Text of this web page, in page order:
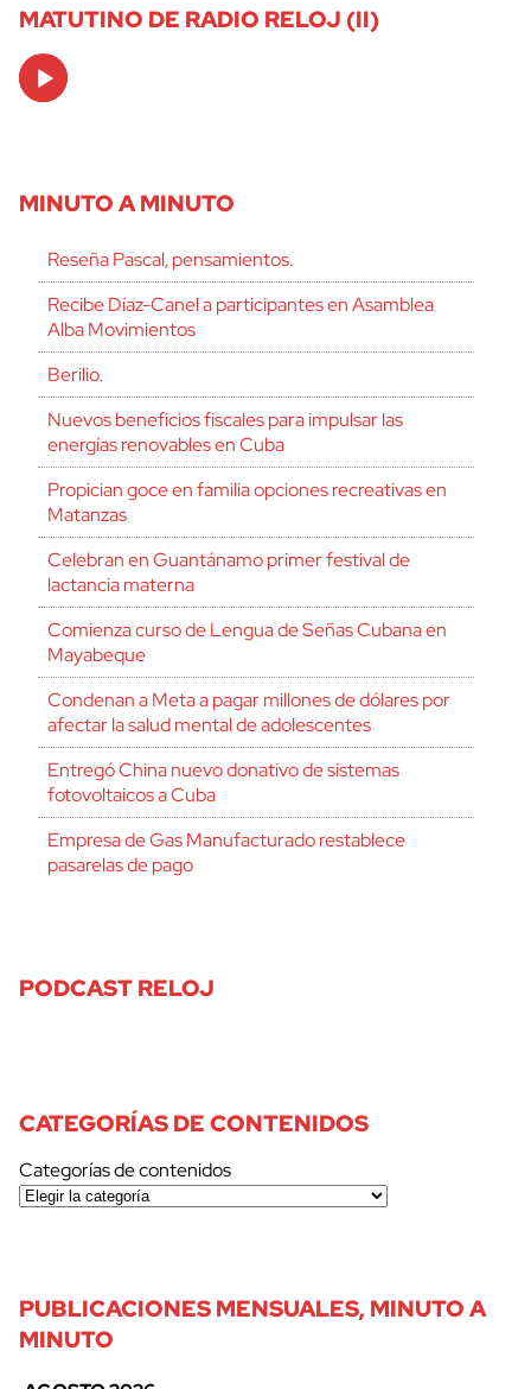
MATUTINO DE RADIO RELOJ (II)
Audio
Player
MINUTO A MINUTO
Reseña Pascal, pensamientos.
Recibe Díaz-Canel a participantes en Asamblea
Alba Movimientos
Berilio.
Nuevos beneficios fiscales para impulsar las
energías renovables en Cuba
Propician goce en familia opciones recreativas en
Matanzas
Celebran en Guantánamo primer festival de
lactancia materna
Comienza curso de Lengua de Señas Cubana en
Mayabeque
Condenan a Meta a pagar millones de dólares por
afectar la salud mental de adolescentes
Entregó China nuevo donativo de sistemas
fotovoltaicos a Cuba
Empresa de Gas Manufacturado restablece
pasarelas de pago
PODCAST RELOJ
CATEGORÍAS DE CONTENIDOS
Categorías de contenidos
PUBLICACIONES MENSUALES, MINUTO A
MINUTO